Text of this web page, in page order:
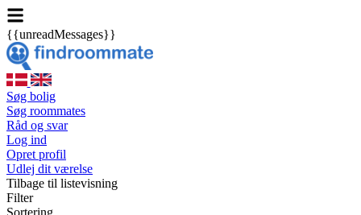
{{unreadMessages}}
Søg bolig
Søg roommates
Råd og svar
Log ind
Opret profil
Udlej dit værelse
Tilbage til listevisning
Filter
Sortering